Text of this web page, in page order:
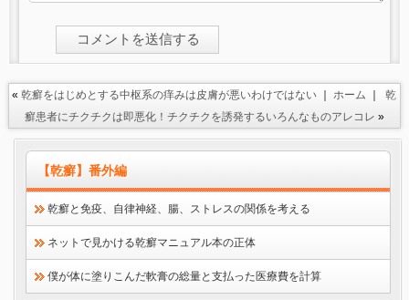
«乾癬をはじめとする中枢系の痒みは皮膚が悪いわけではない ｜ホーム ｜乾
癬患者にチクチクは即悪化！チクチクを誘発するいろんなものアレコレ »
【乾癬】番外編
乾癬と免疫、自律神経、腸、ストレスの関係を考える
ネットで見かける乾癬マニュアル本の正体
僕が体に塗りこんだ軟膏の総量と支払った医療費を計算